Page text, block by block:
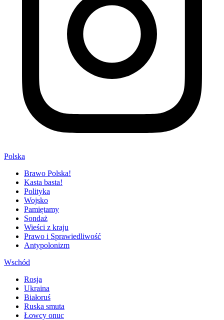
Polska
Brawo Polska!
Kasta basta!
Polityka
Wojsko
Pamiętamy
Sondaż
Wieści z kraju
Prawo i Sprawiedliwość
Antypolonizm
Wschód
Rosja
Ukraina
Białoruś
Ruska smuta
Łowcy onuc